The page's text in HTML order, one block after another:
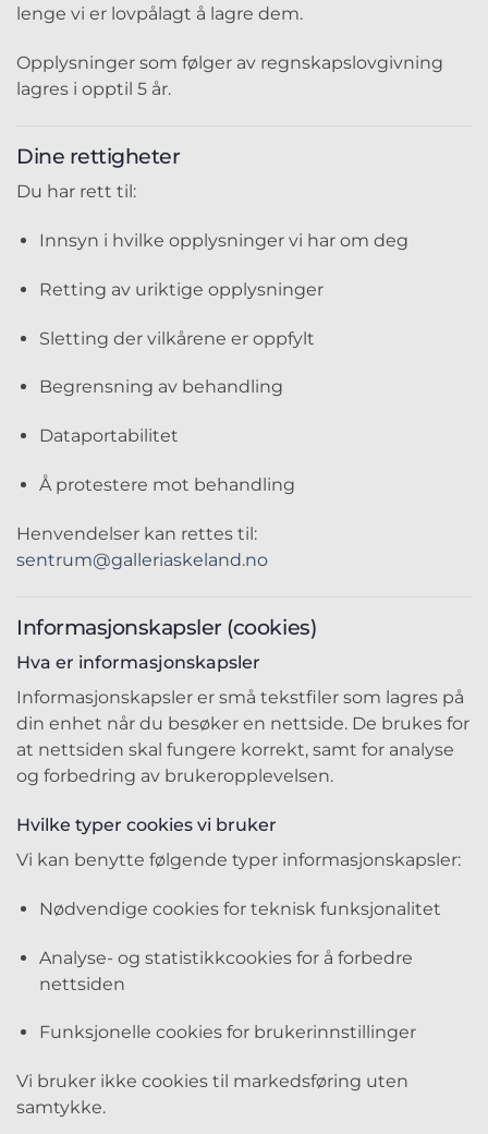
lenge vi er lovpålagt å lagre dem.
Opplysninger som følger av regnskapslovgivning
lagres i opptil 5 år.
Dine rettigheter
Du har rett til:
Innsyn i hvilke opplysninger vi har om deg
Retting av uriktige opplysninger
Sletting der vilkårene er oppfylt
Begrensning av behandling
Dataportabilitet
Å protestere mot behandling
Henvendelser kan rettes til:
sentrum@galleriaskeland.no
Informasjonskapsler (cookies)
Hva er informasjonskapsler
Informasjonskapsler er små tekstfiler som lagres på
din enhet når du besøker en nettside. De brukes for
at nettsiden skal fungere korrekt, samt for analyse
og forbedring av brukeropplevelsen.
Hvilke typer cookies vi bruker
Vi kan benytte følgende typer informasjonskapsler:
Nødvendige cookies for teknisk funksjonalitet
Analyse- og statistikkcookies for å forbedre
nettsiden
Funksjonelle cookies for brukerinnstillinger
Vi bruker ikke cookies til markedsføring uten
samtykke.